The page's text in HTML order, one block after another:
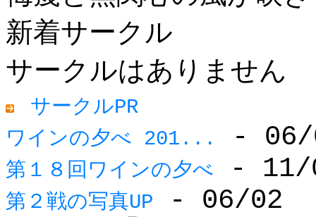
新着サークル
サークルはありません
サークルPR
ワインの夕べ 201...
- 06/
第１８回ワインの夕べ - 11/
第２戦の写真UP - 06/02